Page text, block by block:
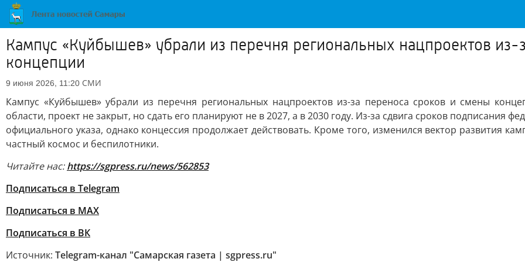
Кампус «Куйбышев» убрали из перечня региональных нацпроектов
концепции
9 июня 2026, 11:20 СМИ
Кампус «Куйбышев» убрали из перечня региональных нацпроектов из-за переноса сроков и смены
области, проект не закрыт, но сдать его планируют не в 2027, а в 2030 году. Из-за сдвига сроков подписания
официального указа, однако концессия продолжает действовать. Кроме того, изменился вектор развития
частный космос и беспилотники.
Читайте нас:https://sgpress.ru/news/562853
Подписаться в Telegram
Подписаться в MAX
Подписаться в ВК
Источник: Telegram-канал "Самарская газета | sgpress.ru"